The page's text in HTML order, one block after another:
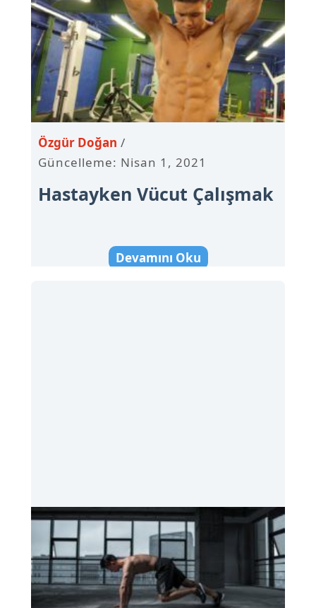
Hastayken Vücut Çalışmak
Güncelleme: Nisan 1, 2021
Özgür Doğan
Devamını Oku